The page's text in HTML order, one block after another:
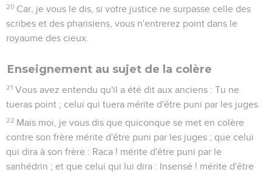
20 Car, je vous le dis, si votre justice ne surpasse celle des
scribes et des pharisiens, vous n'entrerez point dans le
royaume des cieux.
Enseignement au sujet de la colère
21 Vous avez entendu qu'il a été dit aux anciens : Tu ne
tueras point ; celui qui tuera mérite d'être puni par les juges.
22 Mais moi, je vous dis que quiconque se met en colère
contre son frère mérite d'être puni par les juges ; que celui
qui dira à son frère : Raca ! mérite d'être puni par le
sanhédrin ; et que celui qui lui dira : Insensé ! mérite d'être